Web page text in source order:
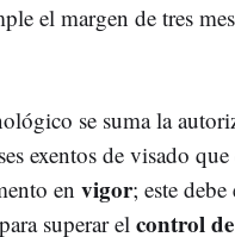
el margen de tres
se suma la
exentos de visado
en vigor; este
superar el control